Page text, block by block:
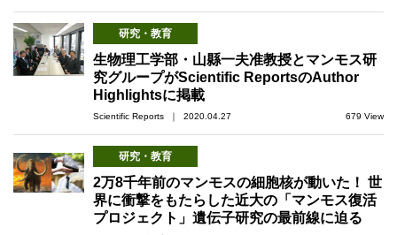
研究・教育
生物理工学部・山縣一夫准教授とマンモス研
究グループがScientific ReportsのAuthor
Highlightsに掲載
Scientific Reports ｜ 2020.04.27 679 View
研究・教育
2万8千年前のマンモスの細胞核が動いた！ 世
界に衝撃をもたらした近大の「マンモス復活
プロジェクト」遺伝子研究の最前線に迫る